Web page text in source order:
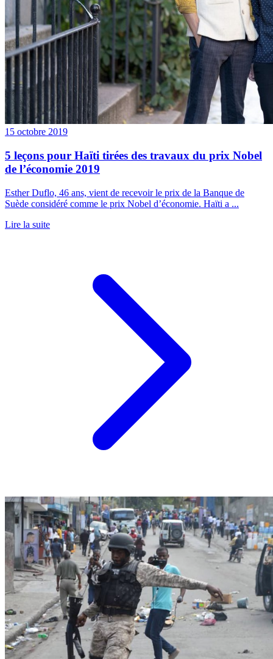
15 octobre 2019
5 leçons pour Haïti tirées des travaux du prix Nobel
de l’économie 2019
Esther Duflo, 46 ans, vient de recevoir le prix de la Banque de
Suède considéré comme le prix Nobel d’économie. Haïti a ...
Lire la suite